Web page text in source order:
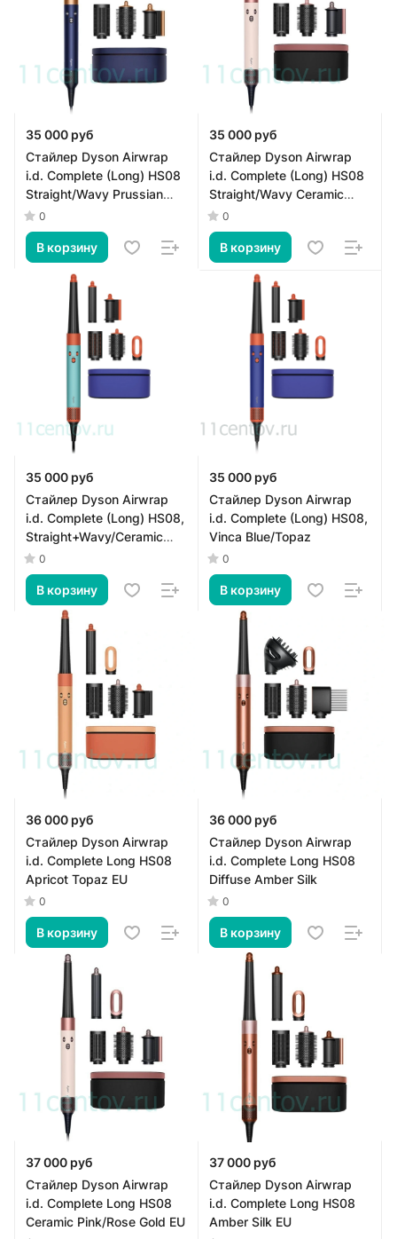
35 000 руб
Стайлер Dyson Airwrap
i.d. Complete (Long) HS08
Straight/Wavy Prussian
Blue
0
В корзину
35 000 руб
Стайлер Dyson Airwrap
i.d. Complete (Long) HS08
Straight/Wavy Ceramic
Pink
0
В корзину
35 000 руб
Стайлер Dyson Airwrap
i.d. Complete (Long) HS08,
Straight+Wavy/Ceramic
Patina
0
В корзину
35 000 руб
Стайлер Dyson Airwrap
i.d. Complete (Long) HS08,
Vinca Blue/Topaz
0
В корзину
36 000 руб
Стайлер Dyson Airwrap
i.d. Complete Long HS08
Apricot Topaz EU
0
В корзину
36 000 руб
Стайлер Dyson Airwrap
i.d. Complete Long HS08
Diffuse Amber Silk
0
В корзину
37 000 руб
Стайлер Dyson Airwrap
i.d. Complete Long HS08
Ceramic Pink/Rose Gold EU
37 000 руб
Стайлер Dyson Airwrap
i.d. Complete Long HS08
Amber Silk EU